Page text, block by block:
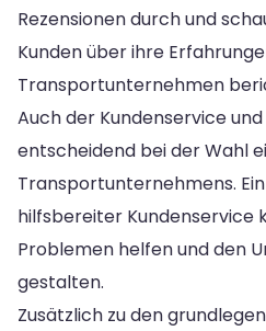
Rezensionen durch und
Kunden über ihre
Transportunternehmen
Auch der Kundenservice
entscheidend bei der Wahl
Transportunternehmens.
hilfsbereiter Kundenservice
Problemen helfen und den
gestalten.
Zusätzlich zu den